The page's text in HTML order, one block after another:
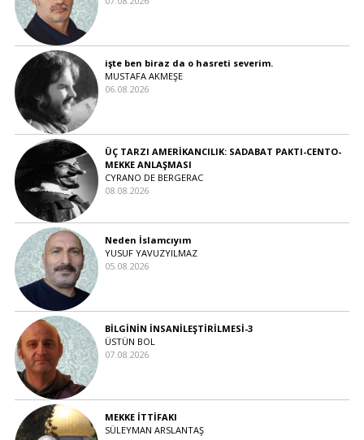
işte ben biraz da o hasreti severim.
MUSTAFA AKMEŞE
06.08.2026
ÜÇ TARZI AMERİKANCILIK: SADABAT PAKTI-CENTO-
MEKKE ANLAŞMASI
CYRANO DE BERGERAC
08.08.2026
Neden İslamcıyım
YUSUF YAVUZYILMAZ
05.08.2026
BİLGİNİN İNSANİLEŞTİRİLMESİ-3
ÜSTÜN BOL
07.08.2026
MEKKE İTTİFAKI
SÜLEYMAN ARSLANTAŞ